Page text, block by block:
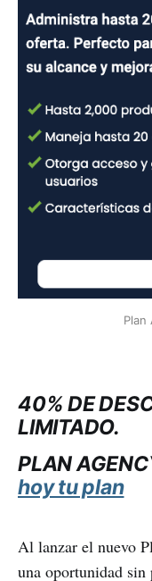
Plan
40% DE
LIMITADO.
PLAN
hoy tu plan
Al lanzar el nuevo
una oportunidad sin